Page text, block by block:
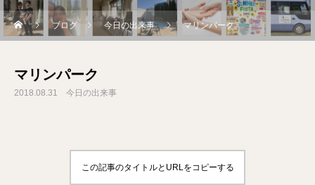
ブログ 今日の出来事 マリンパーク
マリンパーク
2018.08.31 今日の出来事
この記事のタイトルとURLをコピーする